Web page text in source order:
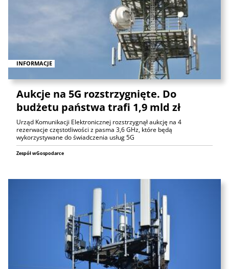
INFORMACJE
Aukcje na 5G rozstrzygnięte. Do
budżetu państwa trafi 1,9 mld zł
Urząd Komunikacji Elektronicznej rozstrzygnął aukcję na 4
rezerwacje częstotliwości z pasma 3,6 GHz, które będą
wykorzystywane do świadczenia usług 5G
Zespół wGospodarce